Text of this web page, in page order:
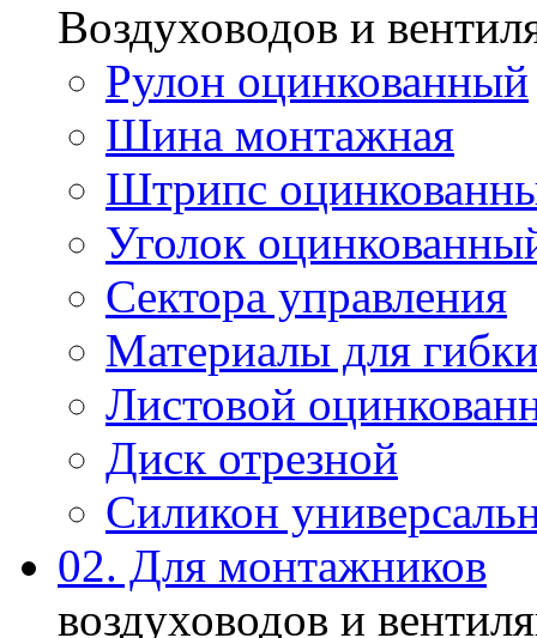
Воздуховодов и
Рулон оцинкованный
Шина монтажная
Штрипс
Уголок
Сектора управления
Материалы для
Листовой
Диск отрезной
Силикон
02. Для монтажников
воздуховодов и